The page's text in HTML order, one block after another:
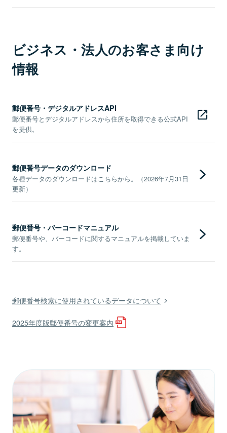
ビジネス・法人のお客さま向け
情報
郵便番号・デジタルアドレスAPI
郵便番号とデジタルアドレスから住所を取得できる公式API
を提供。
郵便番号データのダウンロード
各種データのダウンロードはこちらから。（2026年7月31日
更新）
郵便番号・バーコードマニュアル
郵便番号や、バーコードに関するマニュアルを掲載していま
す。
郵便番号検索に使用されているデータについて
2025年度版郵便番号の変更案内